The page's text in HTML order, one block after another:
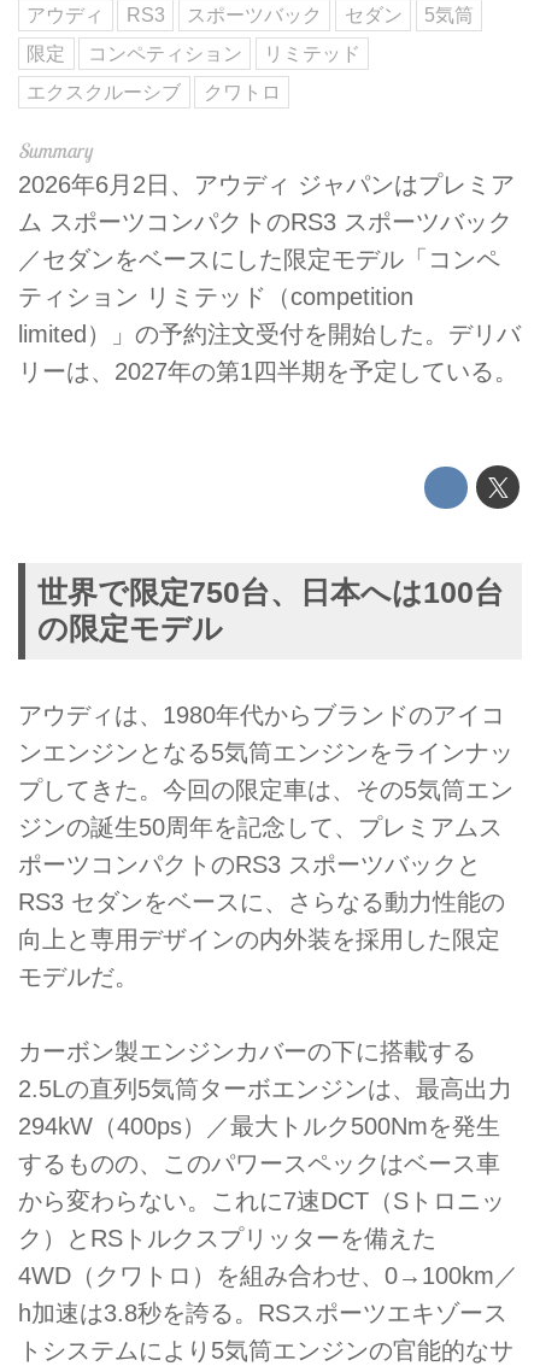
アウディ RS3 スポーツバック セダン
5気筒
限定
コンペティション
リミテッド
エクスクルーシブ
クワトロ
2026年6月2日、アウディ ジャパンはプレミア
ム スポーツコンパクトのRS3 スポーツバック
／セダンをベースにした限定モデル「コンペ
ティション リミテッド（competition
limited）」の予約注文受付を開始した。デリバ
リーは、2027年の第1四半期を予定している。
世界で限定750台、日本へは100台
の限定モデル
アウディは、1980年代からブランドのアイコ
ンエンジンとなる5気筒エンジンをラインナッ
プしてきた。今回の限定車は、その5気筒エン
ジンの誕生50周年を記念して、プレミアムス
ポーツコンパクトのRS3 スポーツバックと
RS3 セダンをベースに、さらなる動力性能の
向上と専用デザインの内外装を採用した限定
モデルだ。
カーボン製エンジンカバーの下に搭載する
2.5Lの直列5気筒ターボエンジンは、最高出力
294kW（400ps）／最大トルク500Nmを発生
するものの、このパワースペックはベース車
から変わらない。これに7速DCT（Sトロニッ
ク）とRSトルクスプリッターを備えた
4WD（クワトロ）を組み合わせ、0→100km／
h加速は3.8秒を誇る。RSスポーツエキゾース
トシステムにより5気筒エンジンの官能的なサ